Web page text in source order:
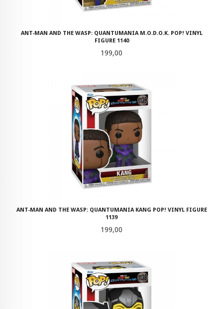
ANT-MAN AND THE WASP: QUANTUMANIA M.O.D.O.K. POP! VINYL
FIGURE 1140
Pris
199,00
ANT-MAN AND THE WASP: QUANTUMANIA KANG POP! VINYL FIGURE
1139
Pris
199,00